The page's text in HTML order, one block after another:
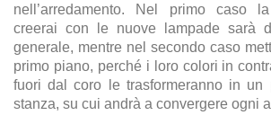
nell’arredamento. Nel primo caso
creerai con le nuove lampade sarà
generale, mentre nel secondo caso
primo piano, perché i loro colori in
fuori dal coro le trasformeranno in un
stanza, su cui andrà a convergere ogni